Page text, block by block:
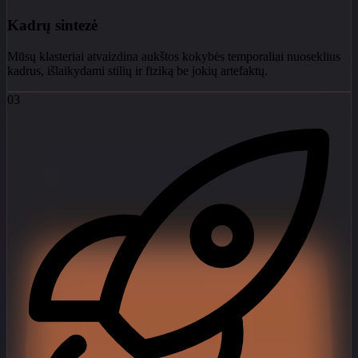
Kadrų sintezė
Mūsų klasteriai atvaizdina aukštos kokybės temporaliai nuoseklius
kadrus, išlaikydami stilių ir fiziką be jokių artefaktų.
03